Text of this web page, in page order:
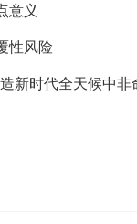
意义
性风险
新时代全天候中